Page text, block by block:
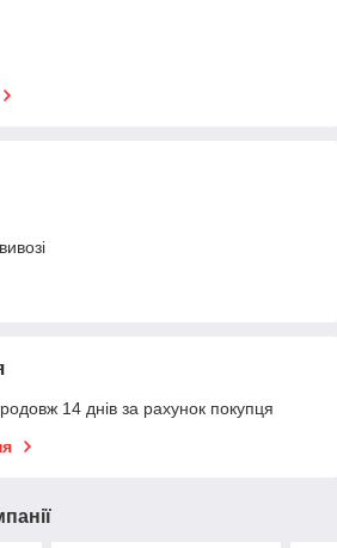
14 днів за рахунок покупця